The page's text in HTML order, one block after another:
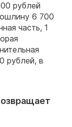
рублей
6 700
часть, 1
рублей, в